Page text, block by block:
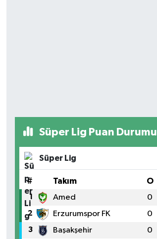
Süper Lig Puan Durumu
Süper Lig
# Takım O
1 Amed 0
2 Erzurumspor FK 0
3 Başakşehir 0